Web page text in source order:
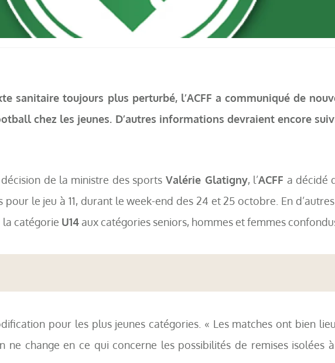
sanitaire toujours plus perturbé, l’ACFF a communiqué de
chez les jeunes. D’autres informations devraient encore
de la ministre des sports Valérie Glatigny, l’ACFF a décidé
le jeu à 11, durant le week-end des 24 et 25 octobre. En
catégorie U14 aux catégories seniors, hommes et femmes
pour les plus jeunes catégories. « Les matches ont bien lieu
ne change en ce qui concerne les possibilités de remises isolées